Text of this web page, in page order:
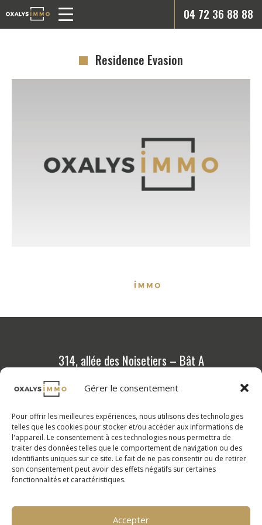
Gérer le consentement
Pour offrir les meilleures expériences, nous utilisons des technologies
telles que les cookies pour stocker et/ou accéder aux informations de
l'appareil. Le consentement à ces technologies nous permettra de
traiter des données telles que le comportement de navigation ou des
identifiants uniques sur ce site. Le fait de ne pas consentir ou de retirer
son consentement peut avoir des effets négatifs sur certaines
fonctionnalités et caractéristiques.
Accepter
Residence Evasion
314, allée des Noisetiers – Bât A
Programmes neufs
Outils et conseils
Calcul de vos mensualités
Nos valeurs
04 72 36 88 88